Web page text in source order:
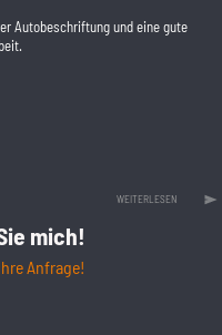
Autobeschriftung und eine gute
WEITERLESEN
mich!
Anfrage!